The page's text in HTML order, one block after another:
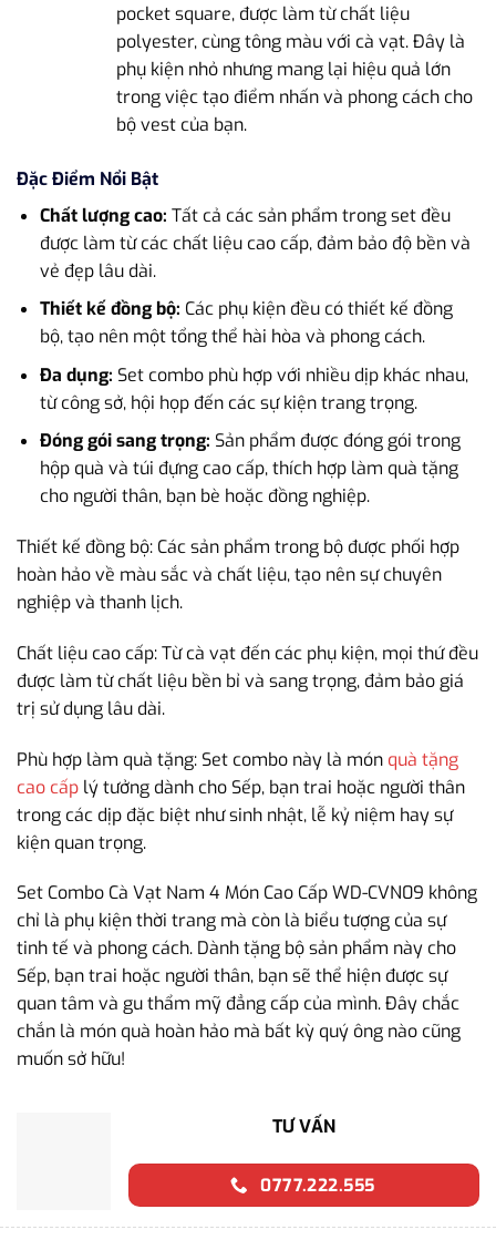
pocket square, được làm từ chất liệu
polyester, cùng tông màu với cà vạt. Đây là
phụ kiện nhỏ nhưng mang lại hiệu quả lớn
trong việc tạo điểm nhấn và phong cách cho
bộ vest của bạn.
Đặc Điểm Nổi Bật
Chất lượng cao: Tất cả các sản phẩm trong set đều
được làm từ các chất liệu cao cấp, đảm bảo độ bền và
vẻ đẹp lâu dài.
Thiết kế đồng bộ: Các phụ kiện đều có thiết kế đồng
bộ, tạo nên một tổng thể hài hòa và phong cách.
Đa dụng: Set combo phù hợp với nhiều dịp khác nhau,
từ công sở, hội họp đến các sự kiện trang trọng.
Đóng gói sang trọng: Sản phẩm được đóng gói trong
hộp quà và túi đựng cao cấp, thích hợp làm quà tặng
cho người thân, bạn bè hoặc đồng nghiệp.
Thiết kế đồng bộ: Các sản phẩm trong bộ được phối hợp
hoàn hảo về màu sắc và chất liệu, tạo nên sự chuyên
nghiệp và thanh lịch.
Chất liệu cao cấp: Từ cà vạt đến các phụ kiện, mọi thứ đều
được làm từ chất liệu bền bỉ và sang trọng, đảm bảo giá
trị sử dụng lâu dài.
Phù hợp làm quà tặng: Set combo này là món quà tặng
cao cấp lý tưởng dành cho Sếp, bạn trai hoặc người thân
trong các dịp đặc biệt như sinh nhật, lễ kỷ niệm hay sự
kiện quan trọng.
Set Combo Cà Vạt Nam 4 Món Cao Cấp WD-CVN09 không
chỉ là phụ kiện thời trang mà còn là biểu tượng của sự
tinh tế và phong cách. Dành tặng bộ sản phẩm này cho
Sếp, bạn trai hoặc người thân, bạn sẽ thể hiện được sự
quan tâm và gu thẩm mỹ đẳng cấp của mình. Đây chắc
chắn là món quà hoàn hảo mà bất kỳ quý ông nào cũng
muốn sở hữu!
TƯ VẤN
0777.222.555